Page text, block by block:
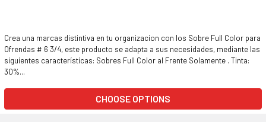
Crea una marcas distintiva en tu organizacion con los Sobre Full Color para
Ofrendas # 6 3/4, este producto se adapta a sus necesidades, mediante las
siguientes características: Sobres Full Color al Frente Solamente . Tinta:
30%...
CHOOSE OPTIONS